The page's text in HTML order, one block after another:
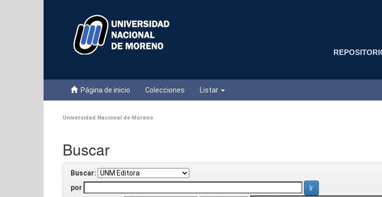
Página de inicio Colecciones Listar
Universidad Nacional de Moreno
Buscar
Buscar:
por